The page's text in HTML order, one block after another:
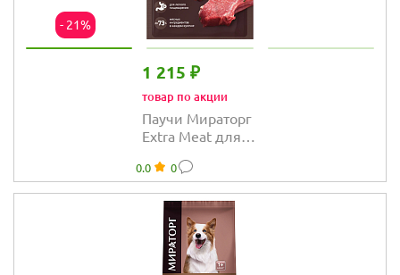
- 21%
1 215 ₽
товар по акции
Паучи Мираторг
Extra Meat для
в соусе
0.0 0